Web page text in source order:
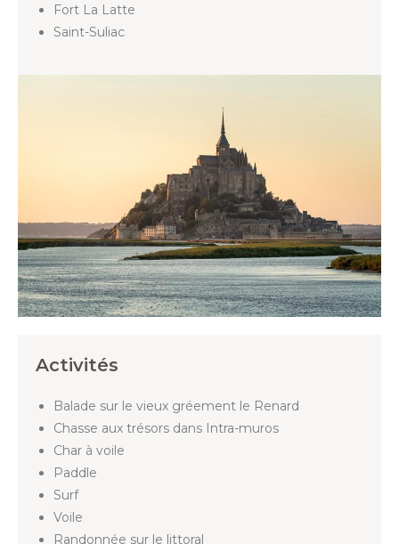
Fort La Latte
Saint-Suliac
Activités
Balade sur le vieux gréement le Renard
Chasse aux trésors dans Intra-muros
Char à voile
Paddle
Surf
Voile
Randonnée sur le littoral